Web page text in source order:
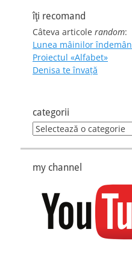
îţi recomand
Câteva articole random:
Lunea mâinilor
Proiectul «Alfabet»
Denisa te învaţă
categorii
categorii
my channel